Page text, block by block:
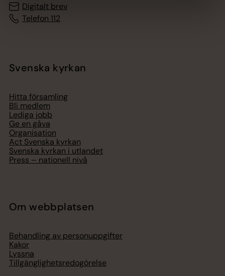
Digitalt brev
Telefon 112
Svenska kyrkan
Hitta församling
Bli medlem
Lediga jobb
Ge en gåva
Organisation
Act Svenska kyrkan
Svenska kyrkan i utlandet
Press – nationell nivå
Om webbplatsen
Behandling av personuppgifter
Kakor
Lyssna
Tillgänglighetsredogörelse